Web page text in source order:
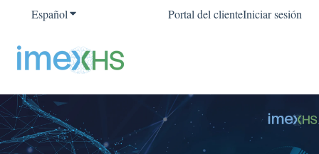
EspañolTraducciones de Mostrar submenú de
Portal del clienteIniciar sesión